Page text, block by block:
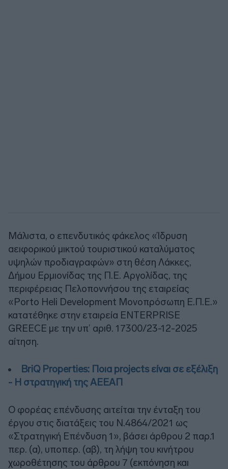
Μάλιστα, ο επενδυτικός φάκελος «Ίδρυση
αειφορικού μικτού τουριστικού καταλύματος
υψηλών προδιαγραφών» στη θέση Λάκκες,
Δήμου Ερμιονίδας της Π.Ε. Αργολίδας, της
περιφέρειας Πελοποννήσου της εταιρείας
«Porto Heli Development Μονοπρόσωπη Ε.Π.Ε.»
κατατέθηκε στην εταιρεία ENTERPRISE
GREECE με την υπ’ αριθ. 17300/23-12-2025
αίτηση.
BriQ Properties: Ποια projects είναι σε εξέλιξη
- Η στρατηγική της ΑΕΕΑΠ
Ο φορέας επένδυσης αιτείται την ένταξη του
έργου στις διατάξεις του Ν.4864/2021 ως
«Στρατηγική Επένδυση 1», βάσει άρθρου 2 παρ.1
περ. (α), υποπερ. (αβ), τη λήψη του κινήτρου
χωροθέτησης του άρθρου 7 (εκπόνηση και